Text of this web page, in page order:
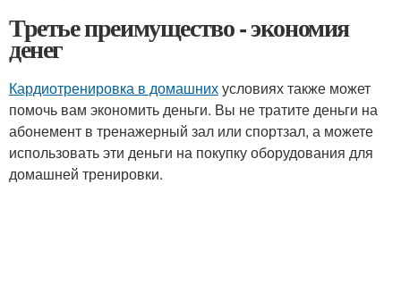
Третье преимущество - экономия
денег
Кардиотренировка в домашнихусловиях также может
помочь вам экономить деньги. Вы не тратите деньги на
абонемент в тренажерный зал или спортзал, а можете
использовать эти деньги на покупку оборудования для
домашней тренировки.